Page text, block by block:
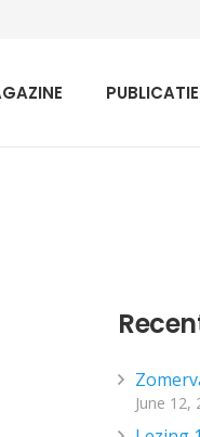
June 12,